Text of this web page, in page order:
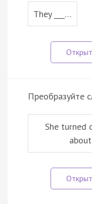
They ___…
Преобразуйте
She turned